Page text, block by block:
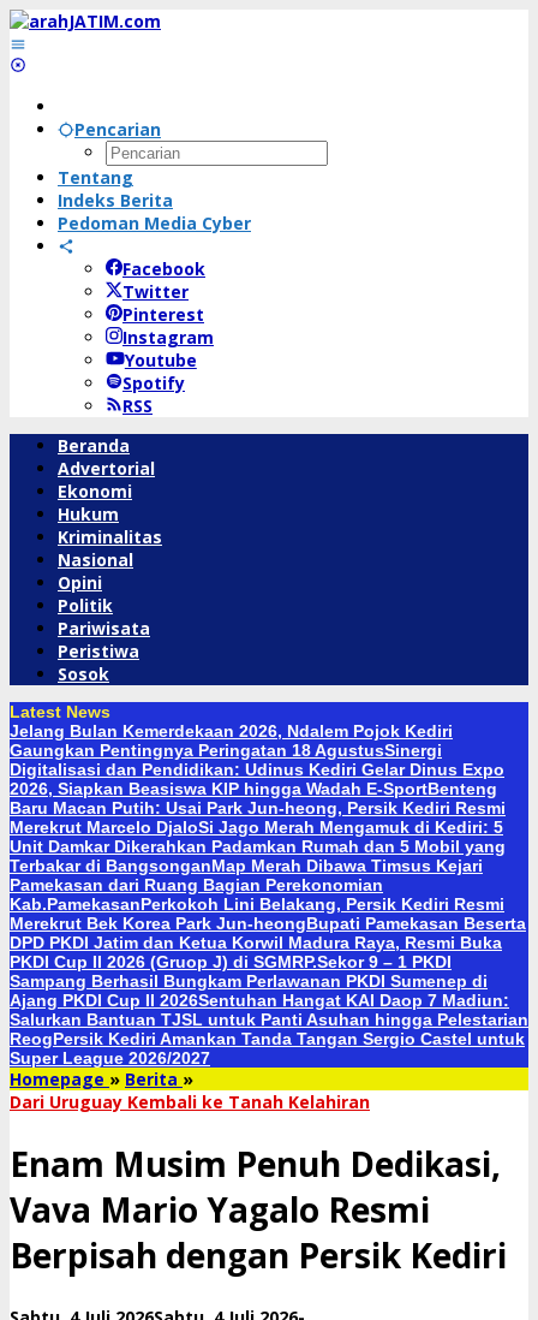
Lewati
ke
konten
Pencarian
Tentang
Indeks Berita
Pedoman Media Cyber
Facebook
Twitter
Pinterest
Instagram
Youtube
Spotify
RSS
Beranda
Advertorial
Ekonomi
Hukum
Kriminalitas
Nasional
Opini
Politik
Pariwisata
Peristiwa
Sosok
Latest News
Jelang Bulan Kemerdekaan 2026, Ndalem Pojok Kediri
Gaungkan Pentingnya Peringatan 18 AgustusSinergi
Digitalisasi dan Pendidikan: Udinus Kediri Gelar Dinus Expo
2026, Siapkan Beasiswa KIP hingga Wadah E-SportBenteng
Baru Macan Putih: Usai Park Jun-heong, Persik Kediri Resmi
Merekrut Marcelo DjaloSi Jago Merah Mengamuk di Kediri: 5
Unit Damkar Dikerahkan Padamkan Rumah dan 5 Mobil yang
Terbakar di BangsonganMap Merah Dibawa Timsus Kejari
Pamekasan dari Ruang Bagian Perekonomian
Kab.PamekasanPerkokoh Lini Belakang, Persik Kediri Resmi
Merekrut Bek Korea Park Jun-heongBupati Pamekasan Beserta
DPD PKDI Jatim dan Ketua Korwil Madura Raya, Resmi Buka
PKDI Cup II 2026 (Gruop J) di SGMRP.Sekor 9 – 1 PKDI
Sampang Berhasil Bungkam Perlawanan PKDI Sumenep di
Ajang PKDI Cup II 2026Sentuhan Hangat KAI Daop 7 Madiun:
Salurkan Bantuan TJSL untuk Panti Asuhan hingga Pelestarian
ReogPersik Kediri Amankan Tanda Tangan Sergio Castel untuk
Super League 2026/2027
Homepage » Berita »Enam
Musim
Dedikasi,
Vava
Mario
Yagalo
Berpisah
dengan
Persik
​Dari Uruguay Kembali ke Tanah Kelahiran
Enam Musim Penuh Dedikasi,
Vava Mario Yagalo Resmi
Berpisah dengan Persik Kediri